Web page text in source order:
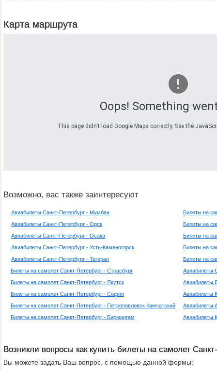
Карта маршрута
Oops! Something
This page didn't load Google Maps correctly. See the
Возможно, вас также заинтересуют
Авиабилеты Санкт-Петербург - Мумбаи
Авиабилеты Санкт-Петербург - Орск
Авиабилеты Санкт-Петербург - Осака
Авиабилеты Санкт-Петербург - Усть-Каменогорск
Авиабилеты Санкт-Петербург - Тегеран
Билеты на самолет Санкт-Петербург - Страсбург
Билеты на самолет Санкт-Петербург - Якутск
Билеты на самолет Санкт-Петербург - София
Билеты на самолет Санкт-Петербург - Петропавловск Камчатский
Билеты на самолет Санкт-Петербург - Бирмингем
Билеты на
Билеты на
Билеты на
Билеты на
Билеты на
Авиабилеты
Авиабилеты
Авиабилеты
Авиабилеты
Авиабилеты
Возникли вопросы как купить билеты на самолет
Вы можете задать Ваш вопрос, с помощью данной формы: